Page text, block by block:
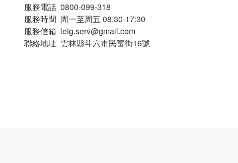
服務電話 0800-099-318
服務時間 周一至周五 08:30-17:30
服務信箱 letg.serv@gmail.com
聯絡地址 雲林縣斗六市民富街16號